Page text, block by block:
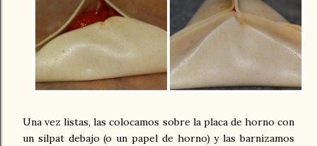
Una vez listas, las colocamos sobre la placa de horno con
un silpat debajo (o un papel de horno) y las barnizamos